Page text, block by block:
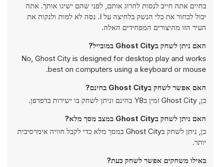
בחיים אתה חייב לנסות להרוג אותם, לפני שהם ישיגו אותך. אתה
יכול לבחור את כלי הנשק בלחיצה על I. נסה לא למות ולנקות את
העיר הזו מהיצורים המפחידים האלה.
האם ניתן לשחק בGhost City במובייל?
No, Ghost City is designed for desktop play and works
best on computers using a keyboard or mouse.
האם אפשר לשחק בGhost City בחינם?
כן, Ghost City זמין בY8 בחינם וניתן לשחק בו ישירות בדפדפן.
האם ניתן לשחק בGhost City במצב מסך מלא?
כן, ניתן לשחק בGhost City במסך מלא כדי לקבל חוויה אימרסיבית
יותר.
באילו משחקים אפשר לשחק כעת?